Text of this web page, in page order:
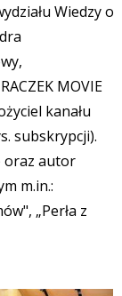
Wiedzy o
MOVIE
kanału
subskrypcji).
oraz autor
m.in.:
„Perła z